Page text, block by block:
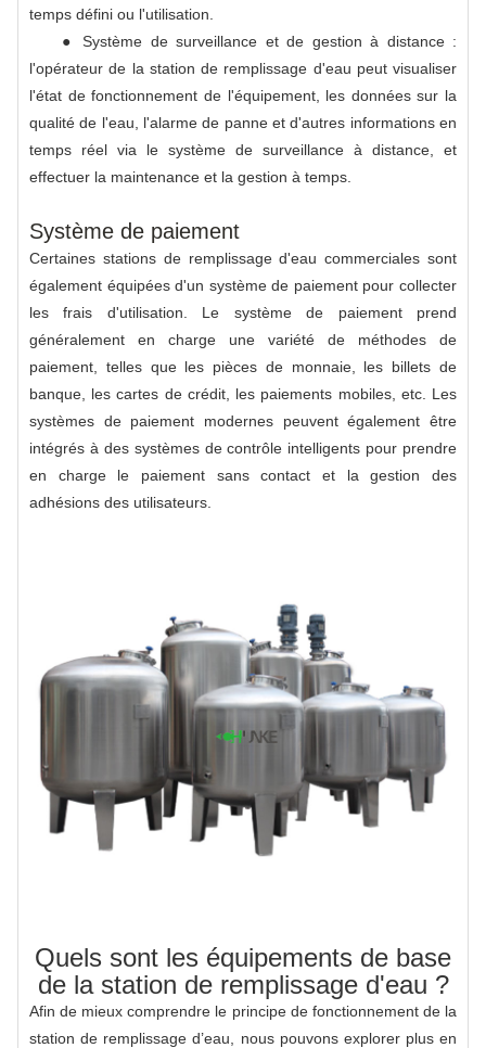
temps défini ou l'utilisation.
● Système de surveillance et de gestion à distance :
l'opérateur de la station de remplissage d'eau peut visualiser
l'état de fonctionnement de l'équipement, les données sur la
qualité de l'eau, l'alarme de panne et d'autres informations en
temps réel via le système de surveillance à distance, et
effectuer la maintenance et la gestion à temps.
Système de paiement
Certaines stations de remplissage d'eau commerciales sont
également équipées d'un système de paiement pour collecter
les frais d'utilisation. Le système de paiement prend
généralement en charge une variété de méthodes de
paiement, telles que les pièces de monnaie, les billets de
banque, les cartes de crédit, les paiements mobiles, etc. Les
systèmes de paiement modernes peuvent également être
intégrés à des systèmes de contrôle intelligents pour prendre
en charge le paiement sans contact et la gestion des
adhésions des utilisateurs.
Quels sont les équipements de base
de la station de remplissage d'eau ?
Afin de mieux comprendre le principe de fonctionnement de la
station de remplissage d’eau, nous pouvons explorer plus en